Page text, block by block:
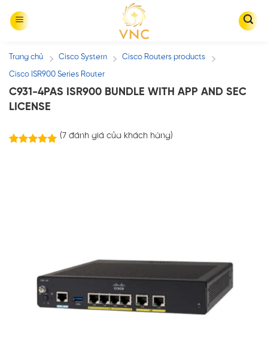
Trang chủ / Cisco System / Cisco Routers products /
Cisco ISR900 Series Router
C931-4PAS ISR900 BUNDLE WITH APP AND SEC
LICENSE
(7đánh giá của khách hàng)